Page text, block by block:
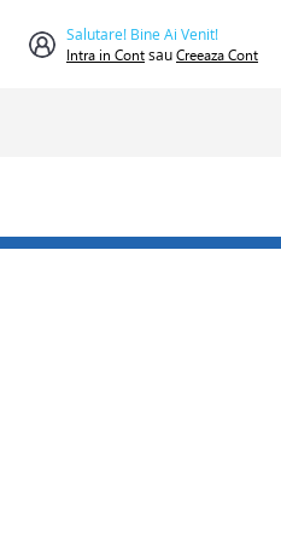
Salutare! Bine Ai Venit!
Intra in ContsauCreeaza Cont